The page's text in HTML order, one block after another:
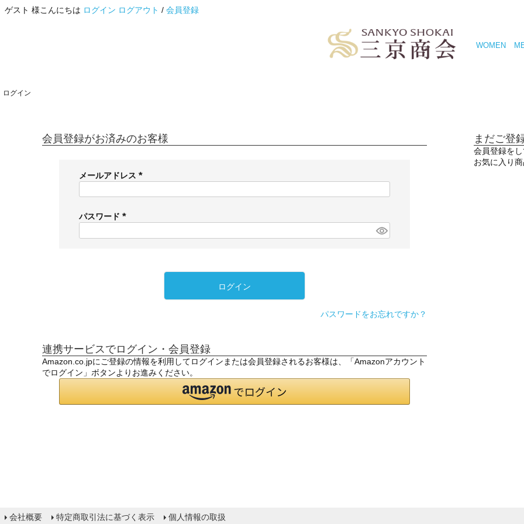
ゲスト 様こんにちは ログイン ログアウト / 会員登録
WOMEN
ログイン
会員登録がお済みのお客様
メールアドレス
必
)
パスワード
必
ログイン
パスワードをお忘れですか？
連携サービスでログイン・会員登録
Amazon.co.jpにご登録の情報を利用してログインまたは会員登録されるお客様は、「Amazonアカウント
でログイン」ボタンよりお進みください。
まだご登
会員登録を
お気に入り
会社概要 特定商取引法に基づく表示 個人情報の取扱